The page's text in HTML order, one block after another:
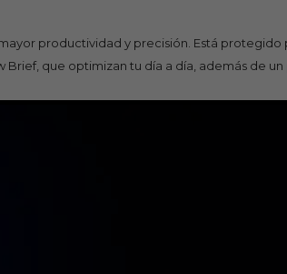
mayor productividad y precisión. Está
que optimizan tu día a día, además de